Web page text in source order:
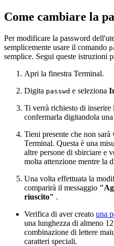
Come cambiare la
Per modificare la password
semplicemente usare il comando
semplice. Segui queste istruzioni
Apri la finestra Terminal.
Digita passwd e seleziona
Ti verrà richiesto di inserire
confermarla digitandola
Tieni presente che non
Terminal. Questa è una
altre persone di sbirciare e
molta attenzione mentre la
Una volta effettuata la
comparirà il messaggio
riuscito" .
Verifica di aver creato una
una lunghezza di almeno
combinazione di lettere
caratteri speciali.